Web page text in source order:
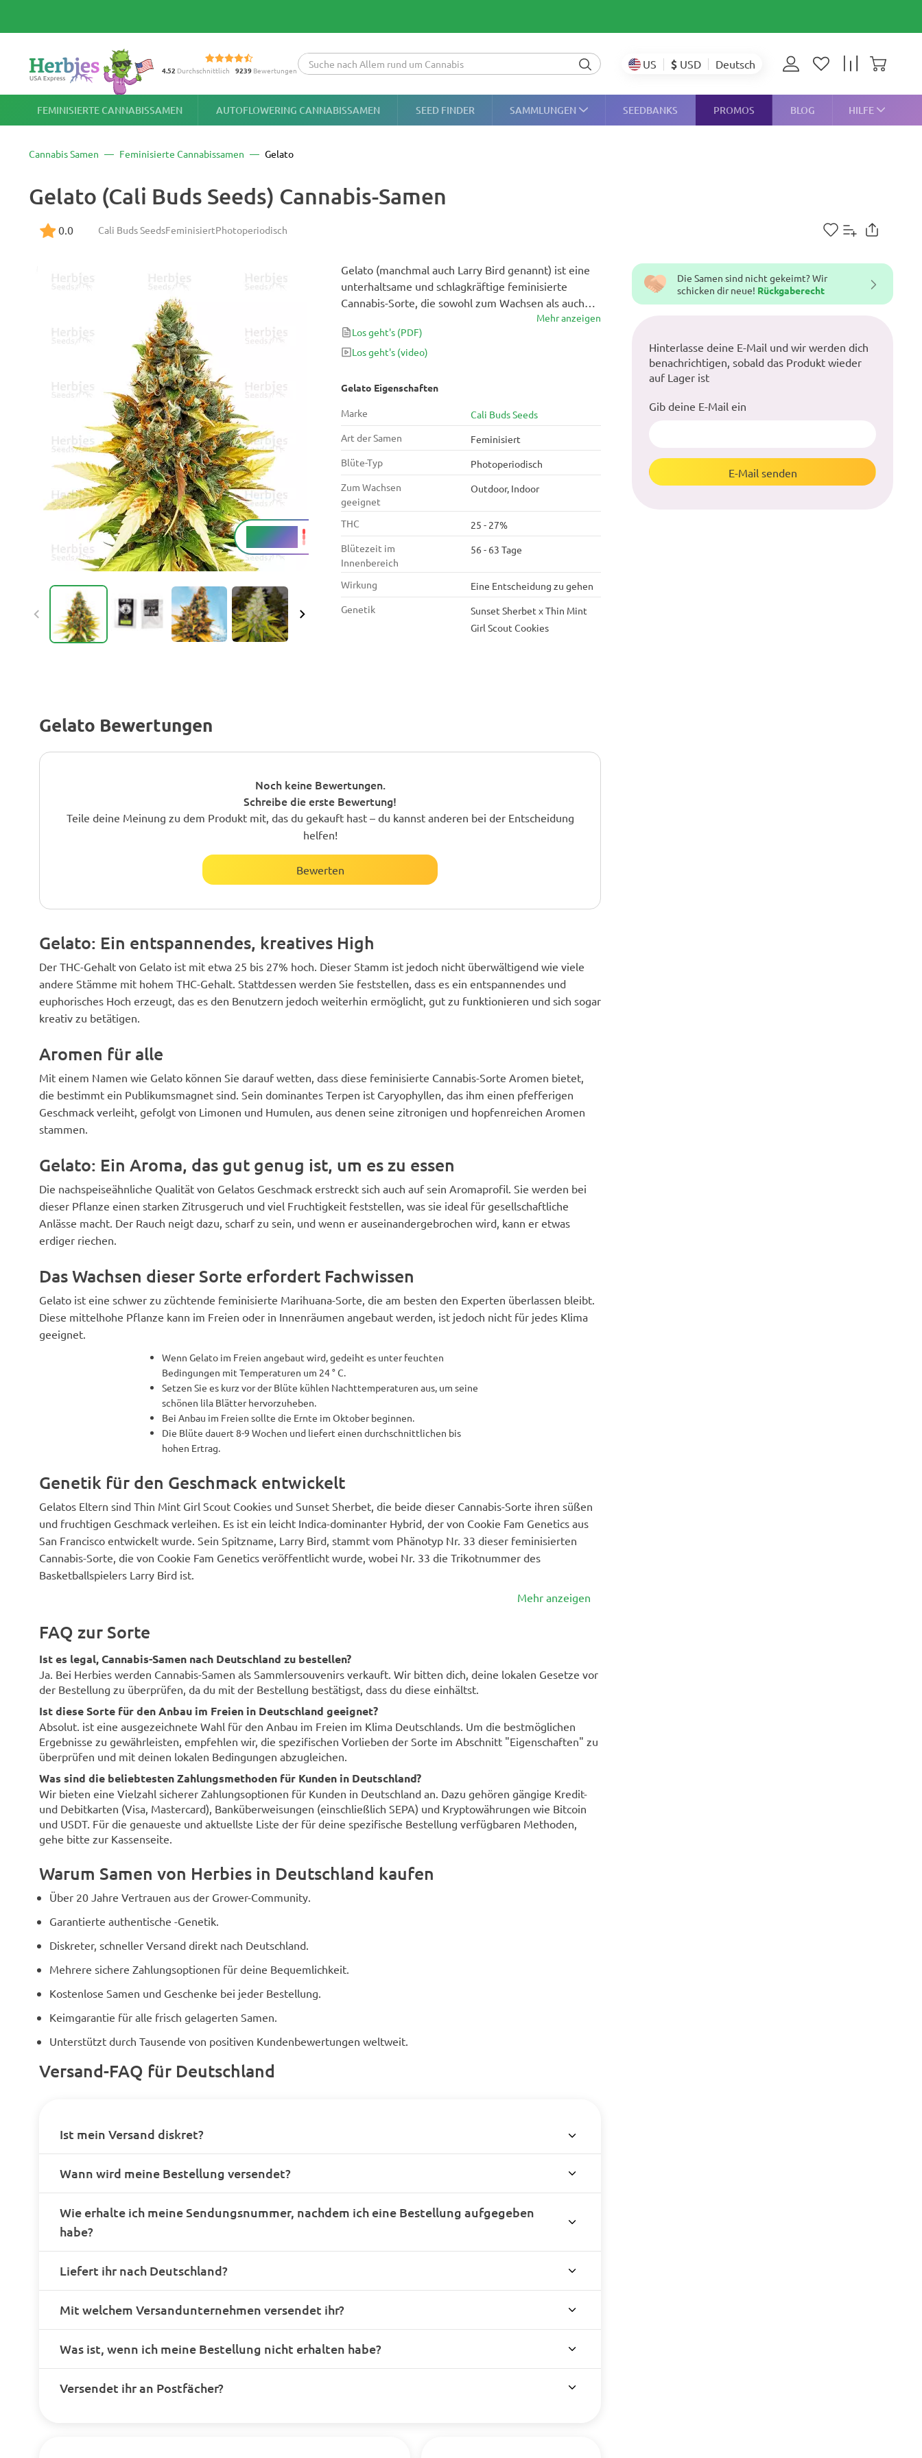
4.52 Durchschnittlich 9239Bewertungen US $ USD Deutsch
FEMINISIERTE CANNABISSAMEN AUTOFLOWERING CANNABISSAMEN SEED FINDER SAMMLUNGEN SEEDBANKS PROMOS BLOG HILFE
Cannabis Samen Feminisierte Cannabissamen Gelato
25 - 27 %
THC
Gelato (Cali Buds Seeds) Cannabis-Samen
Cali Buds SeedsFeminisiertPhotoperiodisch
0.0
Gelato Eigenschaften
Marke
Cali Buds Seeds
Art der Samen
Feminisiert
Blüte-Typ
Photoperiodisch
Zum Wachsen
geeignet
Outdoor, Indoor
THC
25 - 27%
Blütezeit im
Innenbereich
56 - 63 Tage
Wirkung
Eine Entscheidung zu gehen
Genetik
Sunset Sherbet х Thin Mint
Girl Scout Cookies
Gelato Bewertungen
Noch keine Bewertungen.
Schreibe die erste Bewertung!
Teile deine Meinung zu dem Produkt mit, das du gekauft hast – du kannst anderen bei der Entscheidung
helfen!
Bewerten
Gelato (manchmal auch Larry Bird genannt) ist eine
unterhaltsame und schlagkräftige feminisierte
Cannabis-Sorte, die sowohl zum Wachsen als auch
zum Konsumieren ein Vergnügen ist. Gelato stammt
aus der San Francisco Bay Area und ist ein süßes und
fruchtiges Cannabis mit einem hohen THC-Gehalt. Es
Stress, Angstzuständen und Depressionen
herumzugeben.
Mehr anzeigen
Los geht's (PDF)
Los geht's (video)
Gelato: Ein entspannendes, kreatives High
Der THC-Gehalt von Gelato ist mit etwa 25 bis 27% hoch. Dieser Stamm ist jedoch nicht überwältigend wie viele
andere Stämme mit hohem THC-Gehalt. Stattdessen werden Sie feststellen, dass es ein entspannendes und
euphorisches Hoch erzeugt, das es den Benutzern jedoch weiterhin ermöglicht, gut zu funktionieren und sich sogar
kreativ zu betätigen.
Aromen für alle
Mit einem Namen wie Gelato können Sie darauf wetten, dass diese feminisierte Cannabis-Sorte Aromen bietet,
die bestimmt ein Publikumsmagnet sind. Sein dominantes Terpen ist Caryophyllen, das ihm einen pfefferigen
Geschmack verleiht, gefolgt von Limonen und Humulen, aus denen seine zitronigen und hopfenreichen Aromen
stammen.
Gelato: Ein Aroma, das gut genug ist, um es zu essen
Die nachspeiseähnliche Qualität von Gelatos Geschmack erstreckt sich auch auf sein Aromaprofil. Sie werden bei
dieser Pflanze einen starken Zitrusgeruch und viel Fruchtigkeit feststellen, was sie ideal für gesellschaftliche
Anlässe macht. Der Rauch neigt dazu, scharf zu sein, und wenn er auseinandergebrochen wird, kann er etwas
erdiger riechen.
Das Wachsen dieser Sorte erfordert Fachwissen
Gelato ist eine schwer zu züchtende feminisierte Marihuana-Sorte, die am besten den Experten überlassen bleibt.
Diese mittelhohe Pflanze kann im Freien oder in Innenräumen angebaut werden, ist jedoch nicht für jedes Klima
geeignet.
Wenn Gelato im Freien angebaut wird, gedeiht es unter feuchten
Bedingungen mit Temperaturen um 24 ° C.
Setzen Sie es kurz vor der Blüte kühlen Nachttemperaturen aus, um seine
schönen lila Blätter hervorzuheben.
Bei Anbau im Freien sollte die Ernte im Oktober beginnen.
Die Blüte dauert 8-9 Wochen und liefert einen durchschnittlichen bis
hohen Ertrag.
Genetik für den Geschmack entwickelt
Gelatos Eltern sind Thin Mint Girl Scout Cookies und Sunset Sherbet, die beide dieser Cannabis-Sorte ihren süßen
und fruchtigen Geschmack verleihen. Es ist ein leicht Indica-dominanter Hybrid, der von Cookie Fam Genetics aus
San Francisco entwickelt wurde. Sein Spitzname, Larry Bird, stammt vom Phänotyp Nr. 33 dieser feminisierten
Cannabis-Sorte, die von Cookie Fam Genetics veröffentlicht wurde, wobei Nr. 33 die Trikotnummer des
Basketballspielers Larry Bird ist.
Mehr anzeigen
FAQ zur Sorte
Ist es legal, Cannabis-Samen nach Deutschland zu bestellen?
Ja. Bei Herbies werden Cannabis-Samen als Sammlersouvenirs verkauft. Wir bitten dich, deine lokalen Gesetze vor
der Bestellung zu überprüfen, da du mit der Bestellung bestätigst, dass du diese einhältst.
Ist diese Sorte für den Anbau im Freien in Deutschland geeignet?
Absolut. ist eine ausgezeichnete Wahl für den Anbau im Freien im Klima Deutschlands. Um die bestmöglichen
Ergebnisse zu gewährleisten, empfehlen wir, die spezifischen Vorlieben der Sorte im Abschnitt "Eigenschaften" zu
überprüfen und mit deinen lokalen Bedingungen abzugleichen.
Was sind die beliebtesten Zahlungsmethoden für Kunden in Deutschland?
Wir bieten eine Vielzahl sicherer Zahlungsoptionen für Kunden in Deutschland an. Dazu gehören gängige Kredit-
und Debitkarten (Visa, Mastercard), Banküberweisungen (einschließlich SEPA) und Kryptowährungen wie Bitcoin
und USDT. Für die genaueste und aktuellste Liste der für deine spezifische Bestellung verfügbaren Methoden,
gehe bitte zur Kassenseite.
Warum Samen von Herbies in Deutschland kaufen
Über 20 Jahre Vertrauen aus der Grower-Community.
Garantierte authentische -Genetik.
Diskreter, schneller Versand direkt nach Deutschland.
Mehrere sichere Zahlungsoptionen für deine Bequemlichkeit.
Kostenlose Samen und Geschenke bei jeder Bestellung.
Keimgarantie für alle frisch gelagerten Samen.
Unterstützt durch Tausende von positiven Kundenbewertungen weltweit.
Versand-FAQ für Deutschland
Ist mein Versand diskret?
Wann wird meine Bestellung versendet?
Wie erhalte ich meine Sendungsnummer, nachdem ich eine Bestellung aufgegeben
habe?
Liefert ihr nach Deutschland?
Mit welchem Versandunternehmen versendet ihr?
Was ist, wenn ich meine Bestellung nicht erhalten habe?
Versendet ihr an Postfächer?
Die Samen sind nicht gekeimt? Wir
schicken dir neue! Rückgaberecht
Hinterlasse deine E-Mail und wir werden dich
benachrichtigen, sobald das Produkt wieder
auf Lager ist
Gib deine E-Mail ein
E-Mail senden